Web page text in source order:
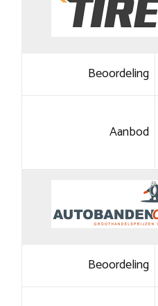
Beoordeling
Aanbod
Beoordeling